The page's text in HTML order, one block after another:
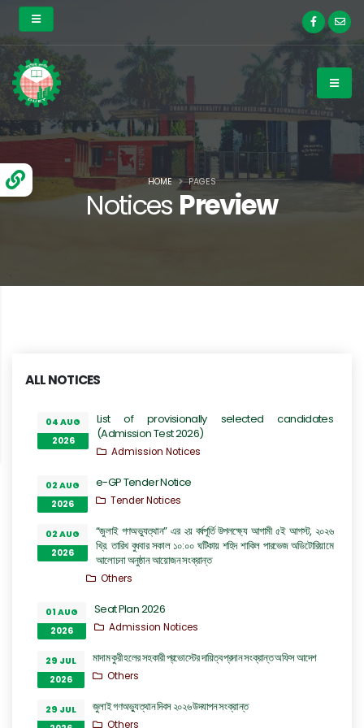
Notices Preview
HOME PAGES
ALL NOTICES
04 AUG
2026
List of provisionally selected candidates
(Admission Test 2026)
Admission Notices
02 AUG
2026
e-GP Tender Notice
Tender Notices
02 AUG
2026
“জুলাই গণঅভ্যুত্থান” এর ২য় বর্ষপূর্তি উপলক্ষ্যে আগামী ৫ই আগস্ট, ২০২৬
খ্রি. তারিখ বুধবার সকাল ১০:০০ ঘটিকায় শহিদ শাকিল পারভেজ অডিটোরিয়ামে
আলোচনা অনুষ্ঠান আয়োজন সংক্রান্ত
Others
01 AUG
2026
Seat Plan 2026
Admission Notices
29 JUL
2026
মাদাম কুরী হলের সহকারী প্রভোস্টের দায়িত্ব প্রদান সংক্রান্ত অফিস আদেশ
Others
29 JUL
জুলাই গণঅভ্যুত্থান দিবস ২০২৬ উদযাপন সংক্রান্ত
Others